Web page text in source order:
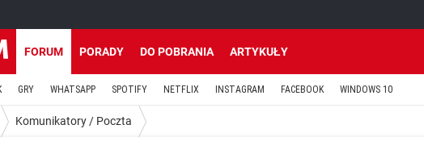
FORUM PORADY DO POBRANIA ARTYKUŁY
GRY WHATSAPP SPOTIFY NETFLIX INSTAGRAM FACEBOOK WINDOWS 10
Komunikatory / Poczta